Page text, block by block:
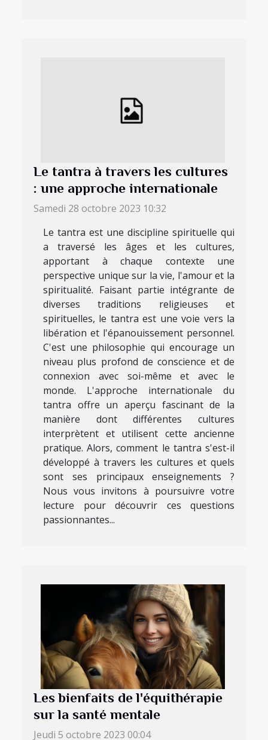
Le tantra à travers les cultures
: une approche internationale
Samedi 28 octobre 2023 10:32
Le tantra est une discipline spirituelle qui
a traversé les âges et les cultures,
apportant à chaque contexte une
perspective unique sur la vie, l'amour et la
spiritualité. Faisant partie intégrante de
diverses traditions religieuses et
spirituelles, le tantra est une voie vers la
libération et l'épanouissement personnel.
C'est une philosophie qui encourage un
niveau plus profond de conscience et de
connexion avec soi-même et avec le
monde. L'approche internationale du
tantra offre un aperçu fascinant de la
manière dont différentes cultures
interprètent et utilisent cette ancienne
pratique. Alors, comment le tantra s'est-il
développé à travers les cultures et quels
sont ses principaux enseignements ?
Nous vous invitons à poursuivre votre
lecture pour découvrir ces questions
passionnantes...
Les bienfaits de l'équithérapie
sur la santé mentale
Jeudi 5 octobre 2023 00:04